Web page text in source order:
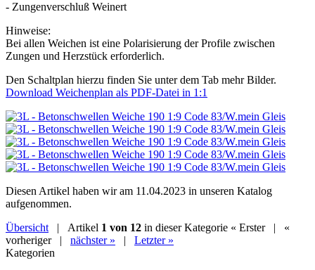
- Zungenverschluß Weinert
Hinweise:
Bei allen Weichen ist eine Polarisierung der Profile zwischen
Zungen und Herzstück erforderlich.
Den Schaltplan hierzu finden Sie unter dem Tab mehr Bilder.
Download Weichenplan als PDF-Datei in 1:1
Diesen Artikel haben wir am 11.04.2023 in unseren Katalog
aufgenommen.
Übersicht| Artikel 1 von 12 in dieser Kategorie « Erster| «
vorheriger| nächster » | Letzter »
Kategorien